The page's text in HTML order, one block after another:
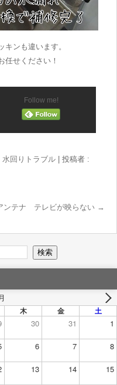
ンも違います。
任せください！
Follow me!
水回りトラブル
投稿者 :
ンテナ テレビが映らない →
木 金 土
30 31 1
6 7 8
13 14 15